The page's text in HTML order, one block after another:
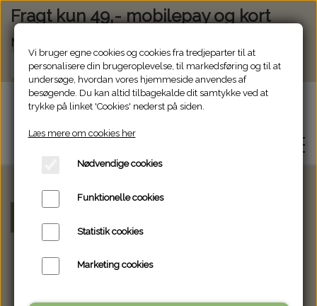
Fragt kun 49,- mobilepay og kort
Modtag vores nyhedsbrev via e-mail
Tilmeld
Glasjanne
Vi bruger egne cookies og cookies fra tredjeparter til at
personalisere din brugeroplevelse, til markedsføring og til at
undersøge, hvordan vores hjemmeside anvendes af
besøgende. Du kan altid tilbagekalde dit samtykke ved at
trykke på linket 'Cookies' nederst på siden.
Læs mere om cookies her
Nødvendige cookies
Funktionelle cookies
Statistik cookies
Marketing cookies